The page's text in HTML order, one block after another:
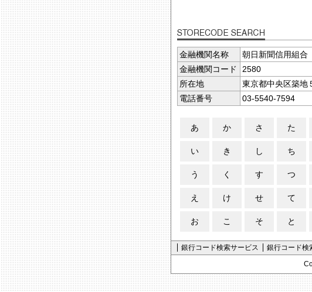
金融機関名称
朝日新聞信用組合
金融機関コード
2580
所在地
東京都中央区築地
電話番号
03-5540-7594
あ か さ た
い き し ち
う く す つ
え け せ て
お こ そ と
銀行コード検索サービス 銀行コード検